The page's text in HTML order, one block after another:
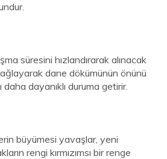
süresini hızlandırarak alınacak
dane dökümünün önünü
dayanıklı duruma getirir.
büyümesi yavaşlar, yeni
rengi kırmızımsı bir renge